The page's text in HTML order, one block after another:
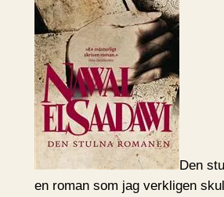
Den
en roman som jag verkligen